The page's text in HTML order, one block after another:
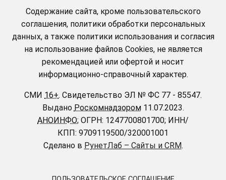
Содержание сайта, кроме пользовательского
соглашения, политики обработки персональных
данных, а также политики использования и согласия
на использование файлов Cookies, не является
рекомендацией или офертой и носит
информационно-справочный характер.
СМИ 16+. Свидетельство ЭЛ № ФС 77 - 85547.
Выдано Роскомнадзором11.07.2023.
АНОИНФО; ОГРН: 1247700801700; ИНН/
КПП: 9709119500/320001001
Сделано в РунетЛаб – Сайты и CRM.